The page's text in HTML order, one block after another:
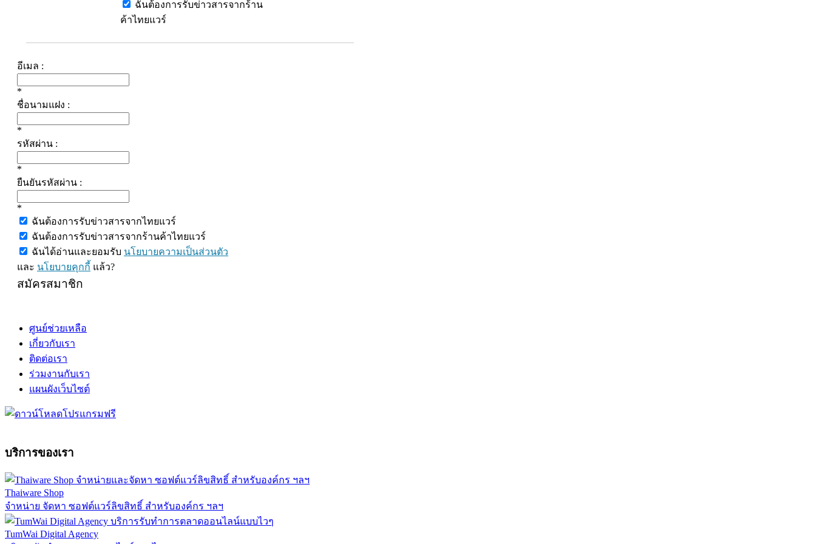
ฉันต้องการรับข่าวสารจากร้าน
ค้าไทยแวร์
อีเมล :
*
ชื่อนามแฝง :
*
รหัสผ่าน :
*
ยืนยันรหัสผ่าน :
*
ฉันต้องการรับข่าวสารจากไทยแวร์
ฉันต้องการรับข่าวสารจากร้านค้าไทยแวร์
ฉันได้อ่านและยอมรับ นโยบายความเป็นส่วนตัว
และ นโยบายคุกกี้ แล้ว?
สมัครสมาชิก
ศูนย์ช่วยเหลือ
เกี่ยวกับเรา
ติดต่อเรา
ร่วมงานกับเรา
แผนผังเว็บไซต์
บริการของเรา
Thaiware Shop
จำหน่าย จัดหา ซอฟต์แวร์ลิขสิทธิ์ สำหรับองค์กร ฯลฯ
TumWai Digital Agency